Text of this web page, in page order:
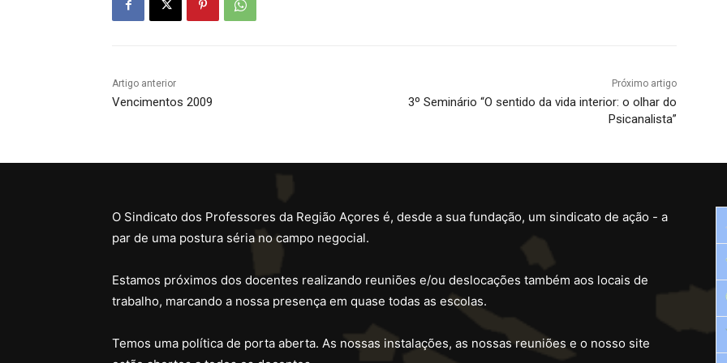
Artigo anterior
Vencimentos 2009
Próximo artigo
3º Seminário “O sentido da vida interior: o olhar do
Psicanalista”
O Sindicato dos Professores da Região Açores é, desde a sua fundação, um sindicato de ação - a
par de uma postura séria no campo negocial.
Estamos próximos dos docentes realizando reuniões e/ou deslocações também aos locais de
trabalho, marcando a nossa presença em quase todas as escolas.
Temos uma política de porta aberta. As nossas instalações, as nossas reuniões e o nosso site